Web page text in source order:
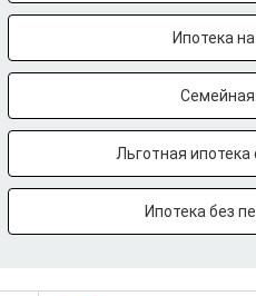
Ипотека
Семейная
Льготная
Ипотека без